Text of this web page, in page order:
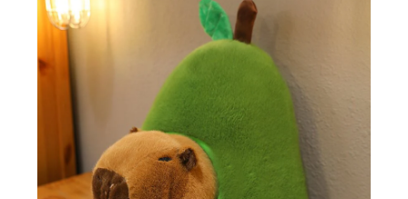
Comment choisir des jouets en peluche de
dessin animé sûrs ?
Voir plus >>